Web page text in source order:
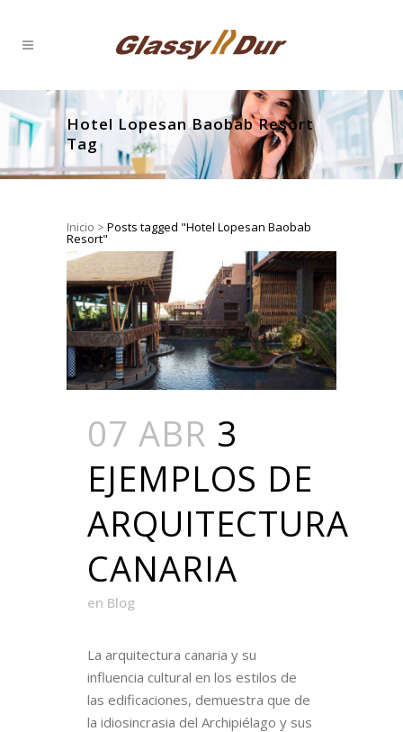
Hotel Lopesan Baobab Resort
Tag
Inicio > Posts tagged "Hotel Lopesan Baobab
Resort"
07 ABR 3
EJEMPLOS DE
ARQUITECTURA
CANARIA
en Blog
La arquitectura canaria y su
influencia cultural en los estilos de
las edificaciones, demuestra que de
la idiosincrasia del Archipiélago y sus